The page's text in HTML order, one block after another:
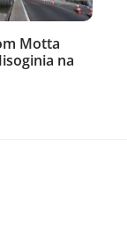
Motta
na